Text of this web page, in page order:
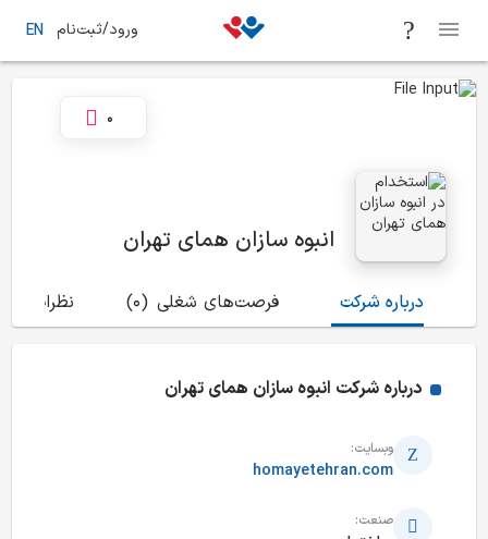
ورود/ثبت‌نام EN
انبوه سازان همای تهران
0
درباره شرکت (0) فرصت‌های شغلی نظرات
درباره شرکت انبوه سازان همای تهران
وبسایت:
homayetehran.com
صنعت: